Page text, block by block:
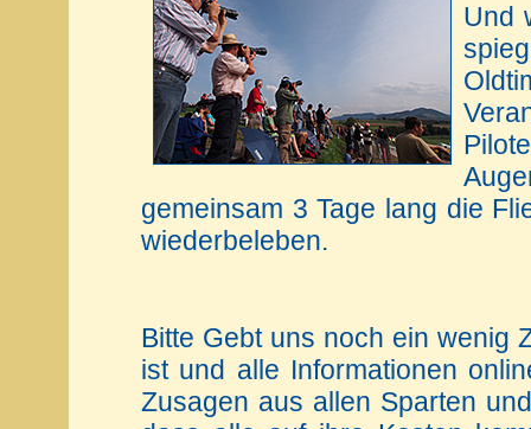
Und
gemeinsam 3 Tage lang die
wiederbeleben.
Bitte Gebt uns noch ein wenig
ist und alle Informationen
Zusagen aus allen Sparten